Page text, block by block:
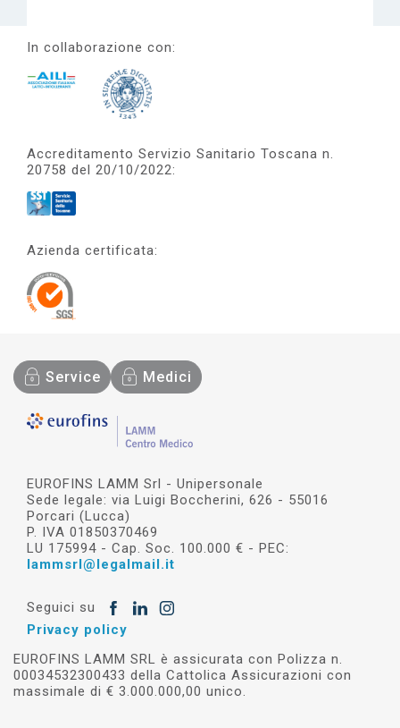
In collaborazione con:
Accreditamento Servizio Sanitario Toscana n.
20758 del 20/10/2022:
Azienda certificata:
Service Medici
EUROFINS LAMM Srl - Unipersonale
Sede legale: via Luigi Boccherini, 626 - 55016
Porcari (Lucca)
P. IVA 01850370469
LU 175994 - Cap. Soc. 100.000 € - PEC:
lammsrl@legalmail.it
Seguici su
Privacy policy
EUROFINS LAMM SRL è assicurata con Polizza n.
00034532300433 della Cattolica Assicurazioni con
massimale di € 3.000.000,00 unico.